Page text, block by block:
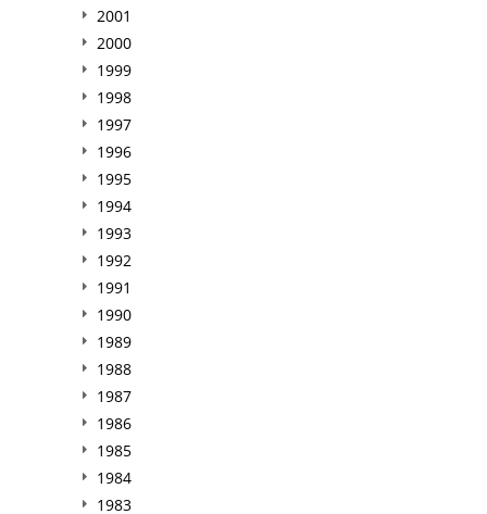
2001
2000
1999
1998
1997
1996
1995
1994
1993
1992
1991
1990
1989
1988
1987
1986
1985
1984
1983